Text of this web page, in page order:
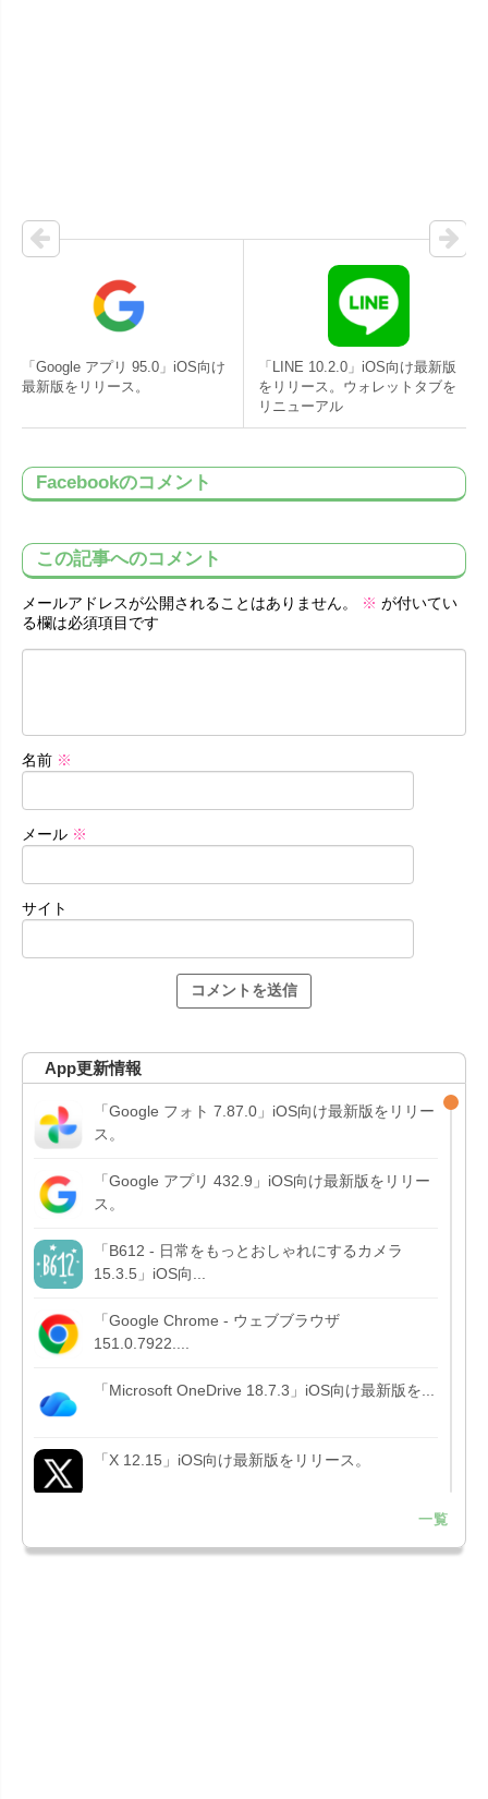
「Google アプリ 95.0」iOS向け
最新版をリリース。
「LINE 10.2.0」iOS向け最新版
をリリース。ウォレットタブを
リニューアル
Facebookのコメント
この記事へのコメント
メールアドレスが公開されることはありません。 ※ が付いてい
る欄は必須項目です
名前 ※
メール ※
サイト
App更新情報
「Google フォト 7.87.0」iOS向け最新版をリリー
ス。
「Google アプリ 432.9」iOS向け最新版をリリー
ス。
「B612 - 日常をもっとおしゃれにするカメラ
15.3.5」iOS向...
「Google Chrome - ウェブブラウザ
151.0.7922....
「Microsoft OneDrive 18.7.3」iOS向け最新版を...
「X 12.15」iOS向け最新版をリリース。
Liguid G...
一覧